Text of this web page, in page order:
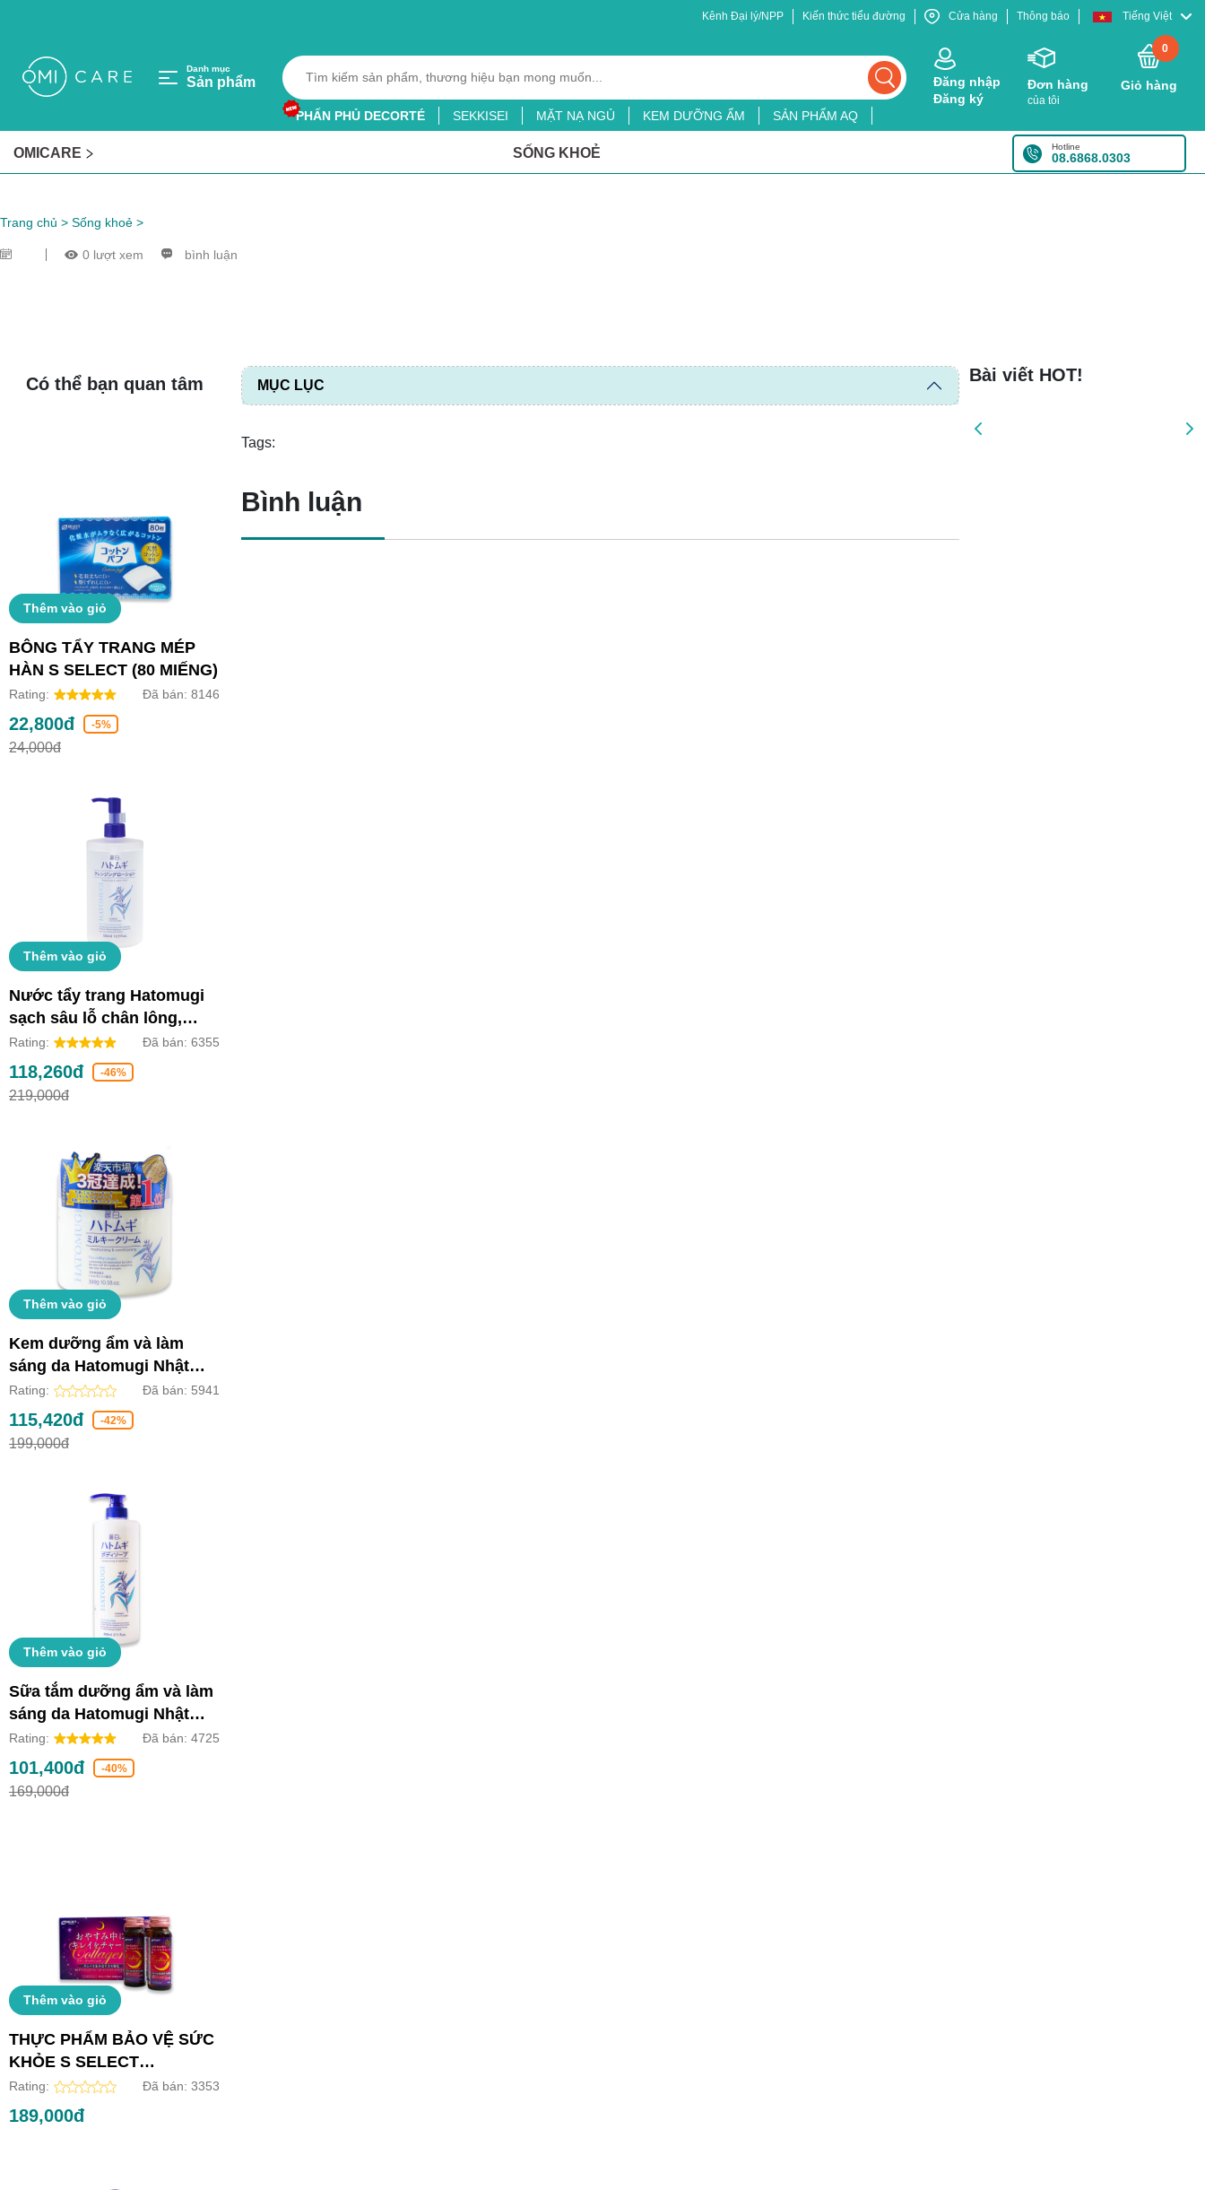
Kênh Đại lý/NPP Kiến thức tiểu đường Cửa hàng Thông báo Tiếng Việt
Danh mục
Sản phẩm
PHẤN PHỦ DECORTÉ SEKKISEI MẶT NẠ NGỦ KEM DƯỠNG ẨM
SẢN PHẨM AQ
BỘT LÁ ĐẠI MẠCH
Đăng nhập
Đăng ký
Đơn hàng
của tôi
0
Giỏ hàng
OMICARE SỐNG KHOẺ Hotline
08.6868.0303
Trang chủ > Sống khoẻ >
0 lượt xem bình luận
Có thể bạn quan tâm
Thêm vào giỏ
BÔNG TẨY TRANG MÉP
HÀN S SELECT (80 MIẾNG)
Rating: Đã bán: 8146
22,800đ -5%
24,000đ
Thêm vào giỏ
Nước tẩy trang Hatomugi
sạch sâu lỗ chân lông,
dưỡng ẩm và làm sáng da
(Chai 500ml)
Rating: Đã bán: 6355
118,260đ -46%
219,000đ
Thêm vào giỏ
Kem dưỡng ẩm và làm
sáng da Hatomugi Nhật
Bản (Lọ 300g)
Rating: Đã bán: 5941
115,420đ -42%
199,000đ
Thêm vào giỏ
Sữa tắm dưỡng ẩm và làm
sáng da Hatomugi Nhật
Bản (Chai 800ml)
Rating: Đã bán: 4725
101,400đ -40%
169,000đ
Thêm vào giỏ
THỰC PHẨM BẢO VỆ SỨC
KHỎE S SELECT
COLLAGEN DRINK (HỘP
10 LỌ)
Rating: Đã bán: 3353
189,000đ
MỤC LỤC
Tags:
Bình luận
Bài viết HOT!